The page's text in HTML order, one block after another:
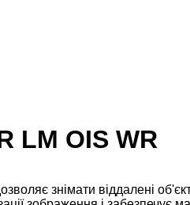
LM OIS WR
знімати віддалені